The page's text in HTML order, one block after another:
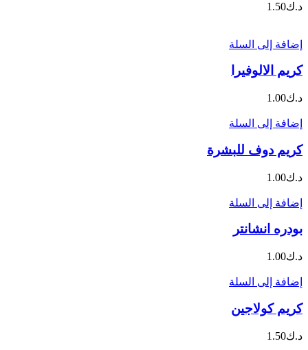
د.ك1.50
إضافة إلى السلة
كريم الالوفيرا
د.ك1.00
إضافة إلى السلة
كريم دوف للبشرة
د.ك1.00
إضافة إلى السلة
بودره انشانتر
د.ك1.00
إضافة إلى السلة
كريم كولاجين
د.ك1.50